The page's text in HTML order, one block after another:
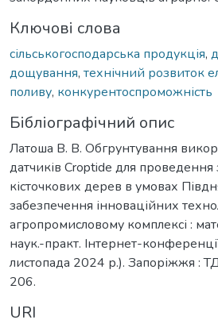
Ключові слова
сільськогосподарська продукція,
дощування, технічний розвиток
поливу, конкурентоспроможність
Бібліографічний опис
Латоша В. В. Обгрунтування
датчиків Croptide для
кісточкових дерев в умовах
забезпечення інноваційних
агропромисловому комплексі :
наук.-практ. Інтернет-
листопада 2024 р.). Запоріжжя :
206.
URI